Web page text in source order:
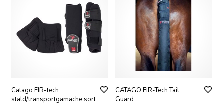
Catago FIR-tech
stald/transportgamache sort
CATAGO FIR-Tech Tail
Guard